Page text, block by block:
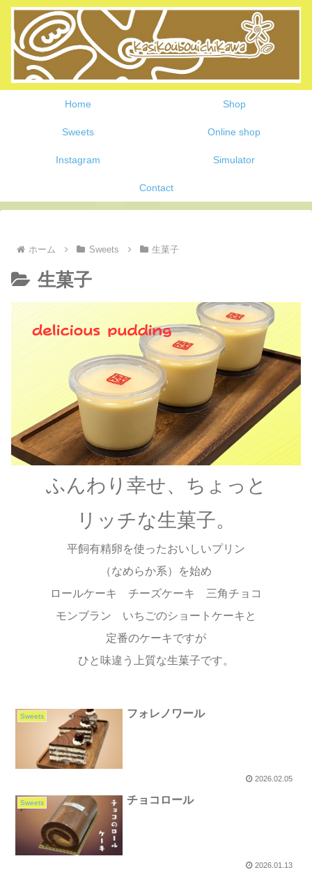
Home Shop
Sweets Online shop
Instagram Simulator
Contact
ホーム Sweets 生菓子
生菓子
ふんわり幸せ、ちょっと
リッチな生菓子。
平飼有精卵を使ったおいしいプリン
（なめらか系）を始め
ロールケーキ チーズケーキ 三角チョコ
モンブラン いちごのショートケーキと
定番のケーキですが
ひと味違う上質な生菓子です。
Sweets フォレノワール
2026.02.05
Sweets チョコロール
2026.01.13